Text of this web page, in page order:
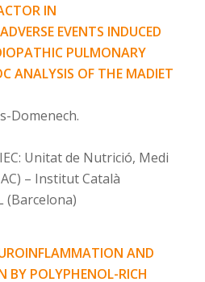
IN
EVENTS INDUCED
PULMONARY
ANALYSIS OF THE MADIET
Domenech.
Unitat de Nutrició, Medi
– Institut Català
(Barcelona)
AND
BY POLYPHENOL-RICH